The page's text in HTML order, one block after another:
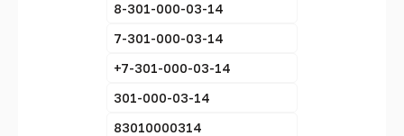
8-301-000-03-14
7-301-000-03-14
+7-301-000-03-14
301-000-03-14
83010000314